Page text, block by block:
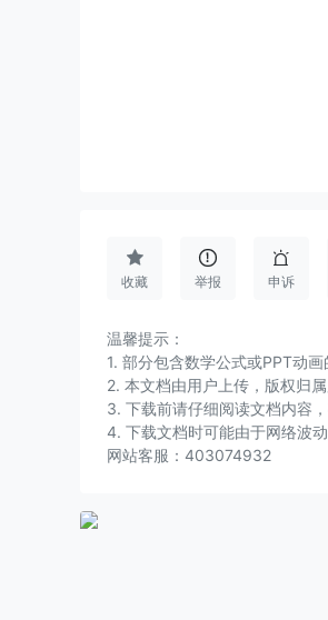

收藏

举报

申诉
温馨提示：
1. 部分包含数学公式或PPT动
2. 本文档由用户上传，版权归
3. 下载前请仔细阅读文档内容
4. 下载文档时可能由于网络波
网站客服：403074932